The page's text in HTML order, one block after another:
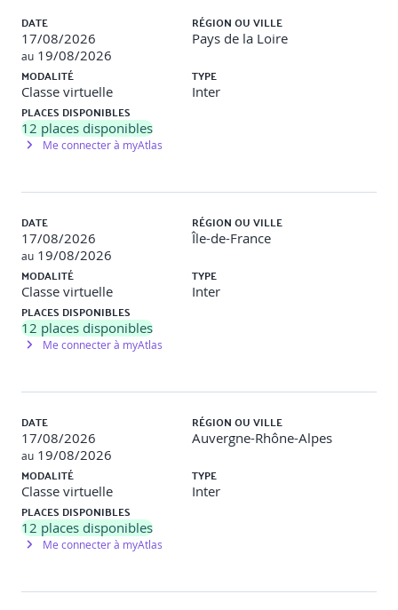
Connaître les pièges les plus courants
Travaux pratiques
Objectif : Utiliser Vue.js pour gérer des templates
dynamiques dans une application web.
Description: Les participants transformeront une page
calculées pour gérer l'affichage conditionnel et les rendu de
listes dynamiques.
Utilisation sous forme de composant
Découpler les widgets du HTML
Modules complets "stand alone"
Connaitre la hiérarchie et la composition
Maîtriser les états et la communication entre composants
Composant option api
Les différences avec composition api
DATE
17/08/2026
au 19/08/2026
RÉGION OU VILLE
Pays de la Loire
MODALITÉ
Classe virtuelle
TYPE
Inter
PLACES DISPONIBLES
12 places disponibles
Me connecter à myAtlas
DATE
17/08/2026
au 19/08/2026
RÉGION OU VILLE
Île-de-France
MODALITÉ
Classe virtuelle
TYPE
Inter
PLACES DISPONIBLES
12 places disponibles
Me connecter à myAtlas
DATE
17/08/2026
au 19/08/2026
RÉGION OU VILLE
Auvergne-Rhône-Alpes
MODALITÉ
Classe virtuelle
TYPE
Inter
PLACES DISPONIBLES
12 places disponibles
Me connecter à myAtlas